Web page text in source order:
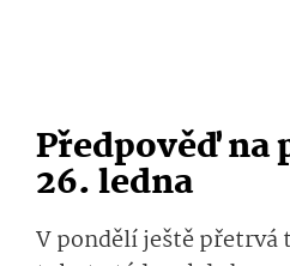
Předpověď na
26. ledna
V pondělí ještě přetrvá